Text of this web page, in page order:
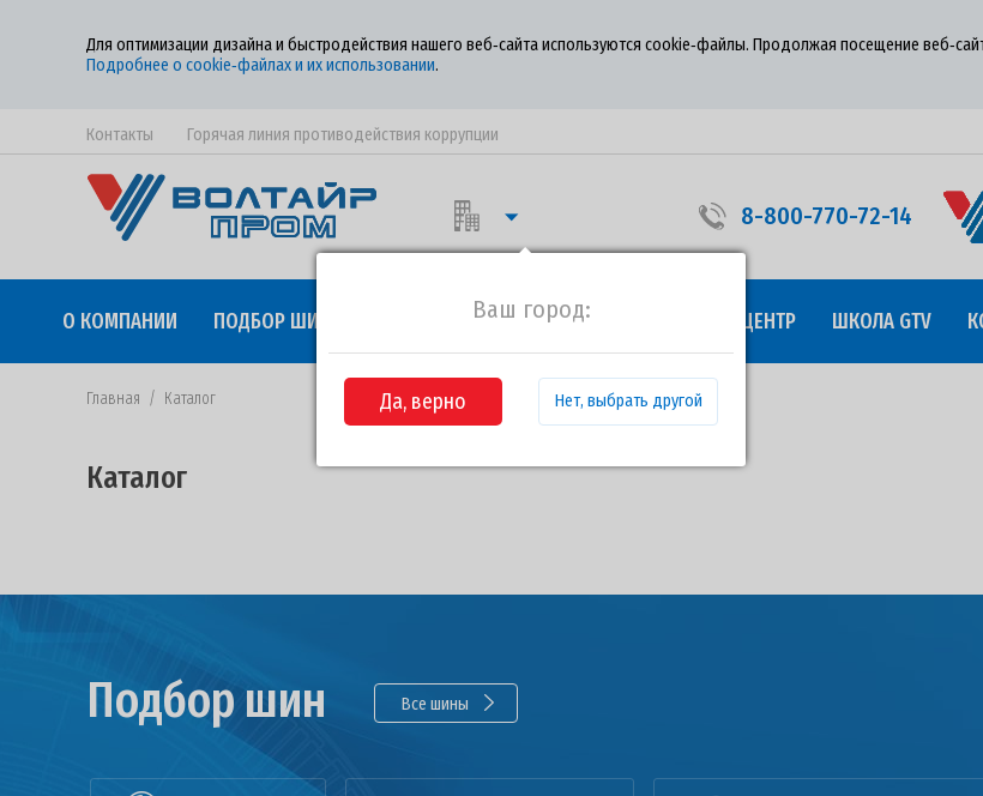
Для оптимизации дизайна и быстродействия нашего веб‑сайта используются cookie‑файлы. Продолжая посещение
Подробнее о cookie‑файлах и их использовании.
Контакты Горячая линия противодействия коррупции
Ваш город:
Да, верно Нет, выбрать другой
8-800-770-72-14
О КОМПАНИИ ПОДБОР ШИН СОТРУДНИЧЕСТВО ПРЕСС-ЦЕНТР ШКОЛА GTV
Главная / Каталог
Каталог
Подбор шин Все шины